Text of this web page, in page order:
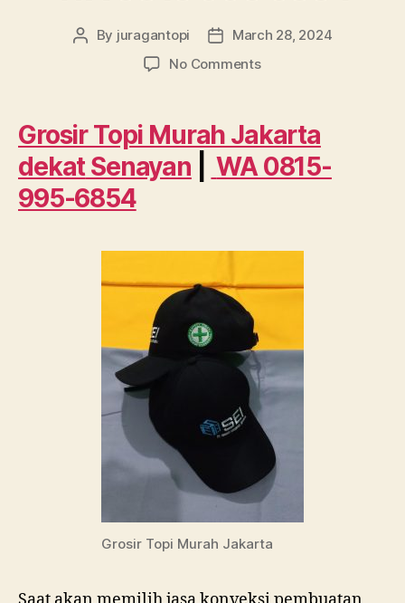
Post
By juragantopi
PostMarch 28, 2024
No Commentson
Murah
Jakarta
dekat
Senayan
Grosir Topi Murah Jakarta
dekat Senayan
WA 0815-
995-6854
Grosir Topi Murah Jakarta